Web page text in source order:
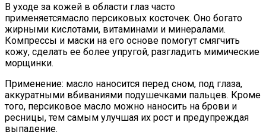
В уходе за кожей в области глаз часто
применяетсямасло персиковых косточек. Оно богато
жирными кислотами, витаминами и минералами.
Компрессы и маски на его основе помогут смягчить
кожу, сделать ее более упругой, разгладить мимические
морщинки.
Применение: масло наносится перед сном, под глаза,
аккуратными вбиваниями подушечками пальцев. Кроме
того, персиковое масло можно наносить на брови и
ресницы, тем самым улучшая их рост и предупреждая
выпадение.